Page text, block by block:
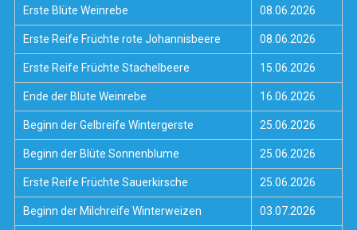
Erste Blüte Weinrebe 08.06.2026
Erste Reife Früchte rote Johannisbeere 08.06.2026
Erste Reife Früchte Stachelbeere 15.06.2026
Ende der Blüte Weinrebe 16.06.2026
Beginn der Gelbreife Wintergerste 25.06.2026
Beginn der Blüte Sonnenblume 25.06.2026
Erste Reife Früchte Sauerkirsche 25.06.2026
Beginn der Milchreife Winterweizen 03.07.2026